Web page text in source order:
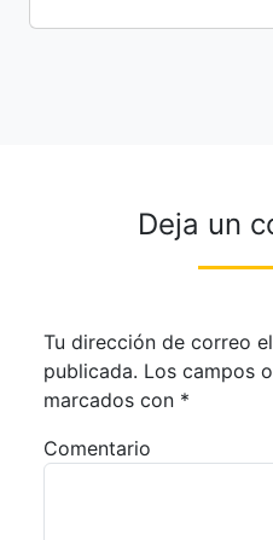
Deja un
Tu dirección de correo
publicada. Los campos
marcados con *
Comentario